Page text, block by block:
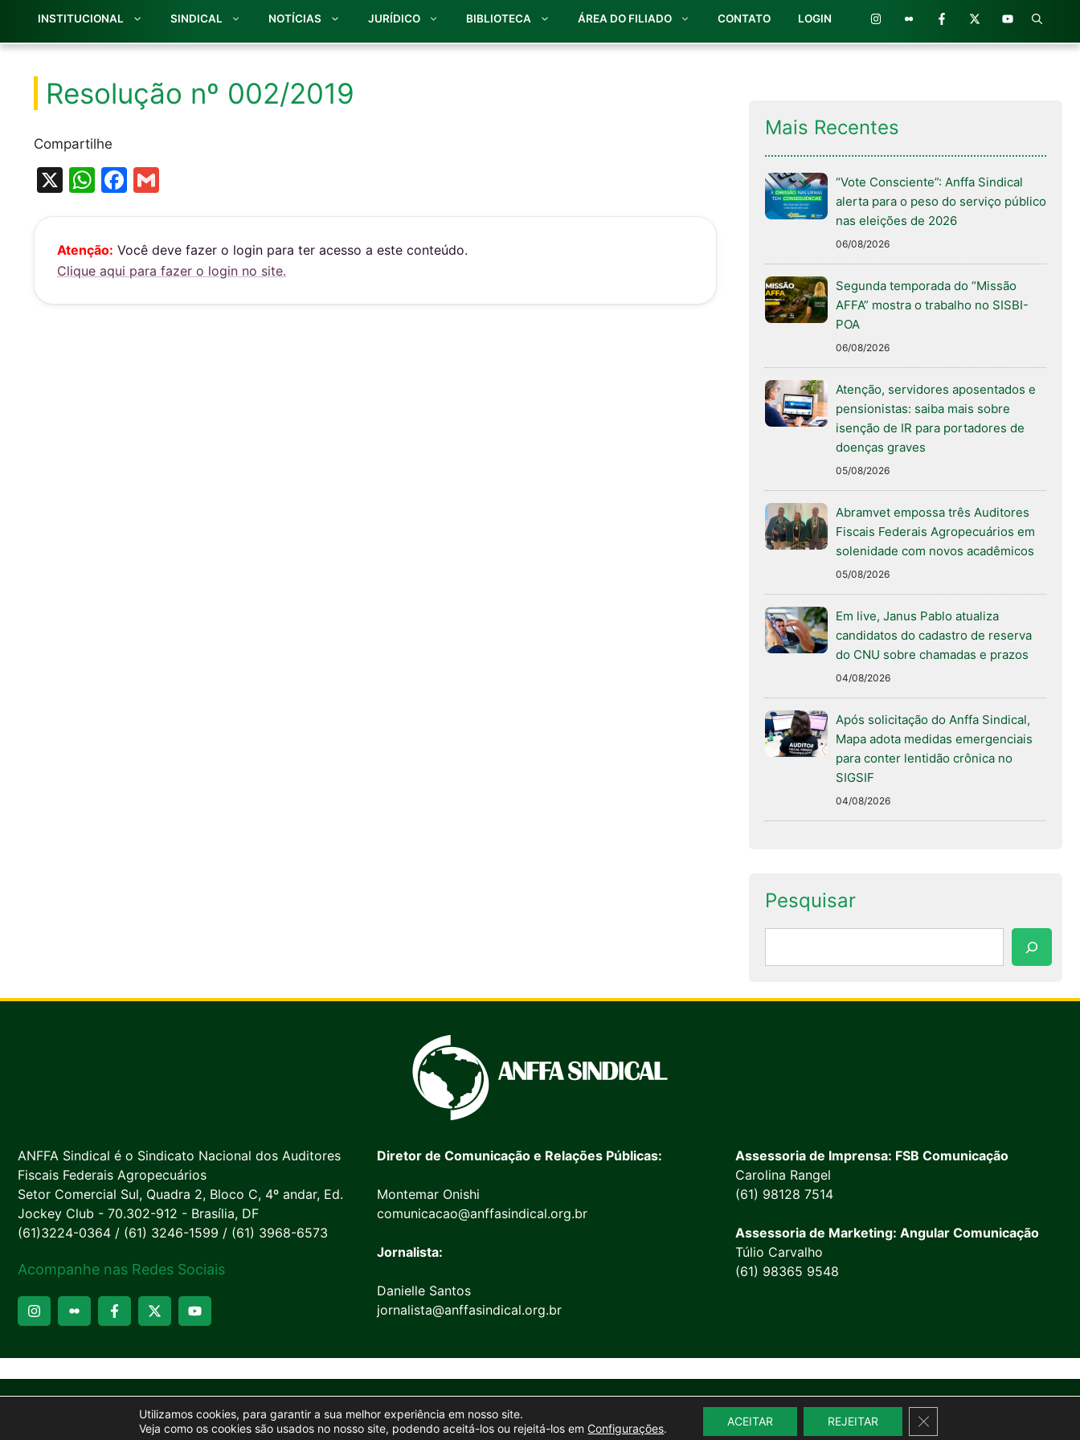
INSTITUCIONAL SINDICAL NOTÍCIAS JURÍDICO BIBLIOTECA ÁREA DO FILIADO CONTATO LOGIN
Resolução nº 002/2019
Compartilhe
X
W
s
A
p
F
e
b
o
l
Atenção: Você deve fazer o login para ter acesso a este conteúdo.
Clique aqui para fazer o login no site.
Mais Recentes
“Vote Consciente”: Anffa Sindical
alerta para o peso do serviço público
nas eleições de 2026
06/08/2026
Segunda temporada do “Missão
AFFA” mostra o trabalho no SISBI-
POA
06/08/2026
Atenção, servidores aposentados e
pensionistas: saiba mais sobre
isenção de IR para portadores de
doenças graves
05/08/2026
Abramvet empossa três Auditores
Fiscais Federais Agropecuários em
solenidade com novos acadêmicos
05/08/2026
Em live, Janus Pablo atualiza
candidatos do cadastro de reserva
do CNU sobre chamadas e prazos
04/08/2026
Após solicitação do Anffa Sindical,
Mapa adota medidas emergenciais
para conter lentidão crônica no
SIGSIF
04/08/2026
Pesquisar
ANFFA Sindical é o Sindicato Nacional dos Auditores
Fiscais Federais Agropecuários
Setor Comercial Sul, Quadra 2, Bloco C, 4º andar, Ed.
Jockey Club - 70.302-912 - Brasília, DF
(61)3224-0364 / (61) 3246-1599 / (61) 3968-6573
Acompanhe nas Redes Sociais
Diretor de Comunicação e Relações Públicas:
Montemar Onishi
comunicacao@anffasindical.org.br
Jornalista:
Danielle Santos
jornalista@anffasindical.org.br
Assessoria de Imprensa: FSB Comunicação
Carolina Rangel
(61) 98128 7514
Assessoria de Marketing: Angular Comunicação
Túlio Carvalho
(61) 98365 9548
Site desenvolvido por Marketing Objetivo
Utilizamos cookies, para garantir a sua melhor experiência em nosso site.
Veja como os cookies são usados no nosso site, podendo aceitá-los ou rejeitá-los em Configurações.
ACEITAR REJEITAR Close GDPR Cookie Banner